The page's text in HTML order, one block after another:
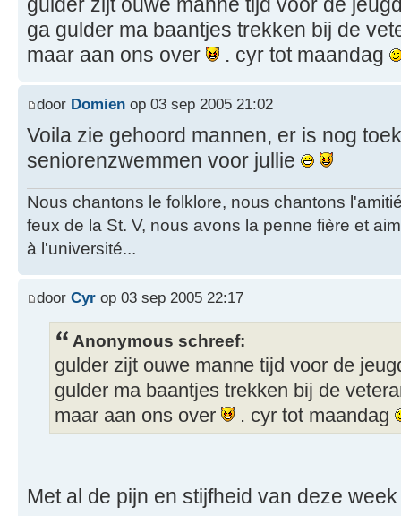
ga gulder ma baantjes trekken bij de
maar aan ons over
. cyr tot maandag
door Domien op 03 sep 2005 21:02
Voila zie gehoord mannen, er is nog
seniorenzwemmen voor jullie
Nous chantons le folklore, nous chantons
feux de la St. V, nous avons la penne fière et
à l'université...
door Cyr op 03 sep 2005 22:17
Anonymous schreef:
gulder zijt ouwe manne tijd voor de
gulder ma baantjes trekken bij de
maar aan ons over
. cyr tot maandag
Met al de pijn en stijfheid van deze